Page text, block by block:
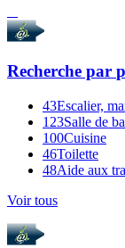
Recherche par
43Escalier,
123Salle de
100Cuisine
46Toilette
48Aide aux
Voir tous